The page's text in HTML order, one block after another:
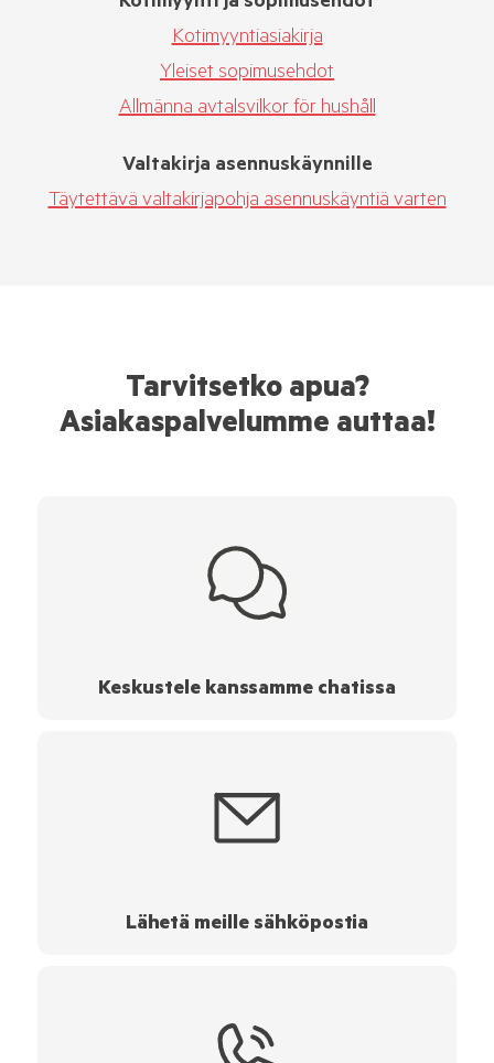
Kotimyyntiasiakirja
Yleiset sopimusehdot
Allmänna avtalsvilkor för hushåll
Valtakirja asennuskäynnille
Täytettävä valtakirjapohja asennuskäyntiä varten
Tarvitsetko apua?
Asiakaspalvelumme auttaa!
Keskustele kanssamme chatissa
Lähetä meille sähköpostia